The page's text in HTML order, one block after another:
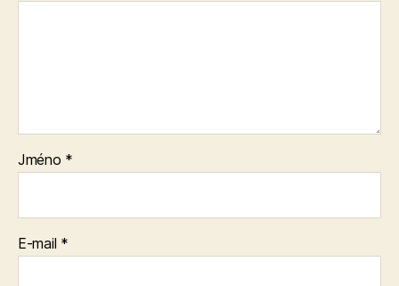
Jméno *
E-mail *